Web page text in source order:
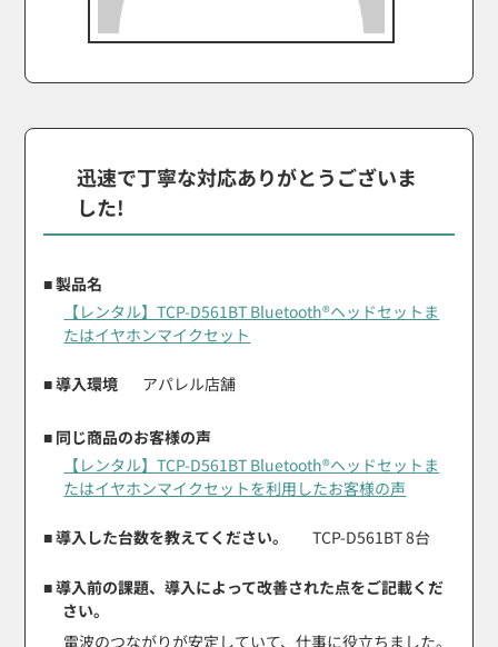
迅速で丁寧な対応ありがとうございま
した!
■ 製品名
【レンタル】TCP-D561BT Bluetooth®ヘッドセットま
たはイヤホンマイクセット
■ 導入環境 アパレル店舗
■ 同じ商品のお客様の声
【レンタル】TCP-D561BT Bluetooth®ヘッドセットま
たはイヤホンマイクセットを利用したお客様の声
■ 導入した台数を教えてください。 TCP-D561BT 8台
■ 導入前の課題、導入によって改善された点をご記載くだ
さい。
電波のつながりが安定していて、仕事に役立ちました。